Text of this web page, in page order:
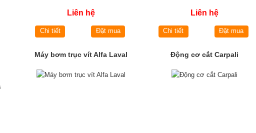
Liên hệ
Chi tiết Đặt mua
Liên hệ
Chi tiết Đặt mua
Máy bơm trục vít Alfa Laval Động cơ cắt Carpali